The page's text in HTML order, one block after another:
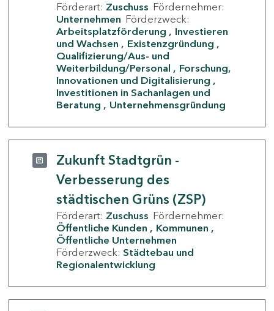
Förderart: Zuschuss Fördernehmer:
Unternehmen Förderzweck:
Arbeitsplatzförderung
Investieren
und Wachsen
Existenzgründung
Qualifizierung/Aus- und
Weiterbildung/Personal
Forschung,
Innovationen und Digitalisierung
Investitionen in Sachanlagen und
Beratung
Unternehmensgründung
Zukunft Stadtgrün -
Verbesserung des
städtischen Grüns (ZSP)
Förderart: Zuschuss Fördernehmer:
Öffentliche Kunden
Kommunen
Öffentliche Unternehmen
Förderzweck: Städtebau und
Regionalentwicklung